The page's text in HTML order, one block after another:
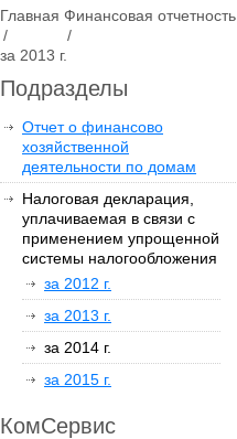
Главная
/
Финансовая отчетность
/
за 2013 г.
Подразделы
Отчет о финансово
хозяйственной
деятельности по домам
Налоговая декларация,
уплачиваемая в связи с
применением упрощенной
системы налогообложения
за 2012 г.
за 2013 г.
за 2014 г.
за 2015 г.
КомСервис